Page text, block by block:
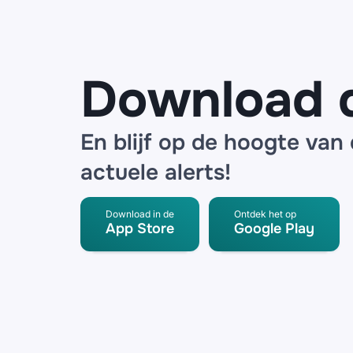
Download
En blijf op de hoogte van
actuele alerts!
Download in de
App Store
Ontdek het op
Google Play